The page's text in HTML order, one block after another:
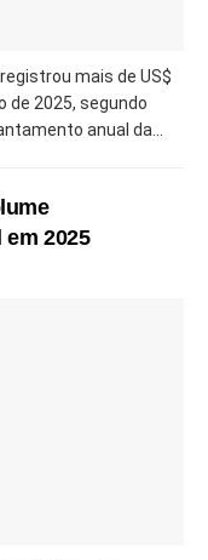
mais de US$
de 2025, segundo
anual da...
2025